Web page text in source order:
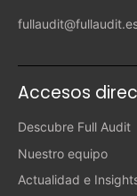
Accesos
Descubre Full Audit
Nuestro equipo
Actualidad e